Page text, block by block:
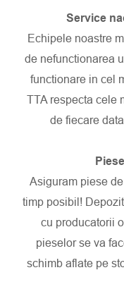
Service
Echipele noastre
de nefunctionarea
functionare in cel
TTA respecta cele
de fiecare
Asiguram piese
timp posibil!
cu producatorii
pieselor se va
schimb aflate pe